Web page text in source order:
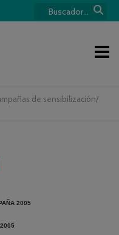
de sensibilización/
2005